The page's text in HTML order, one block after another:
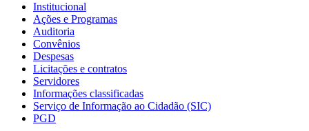
Institucional
Ações e Programas
Auditoria
Convênios
Despesas
Licitações e contratos
Servidores
Informações classificadas
Serviço de Informação ao Cidadão (SIC)
PGD